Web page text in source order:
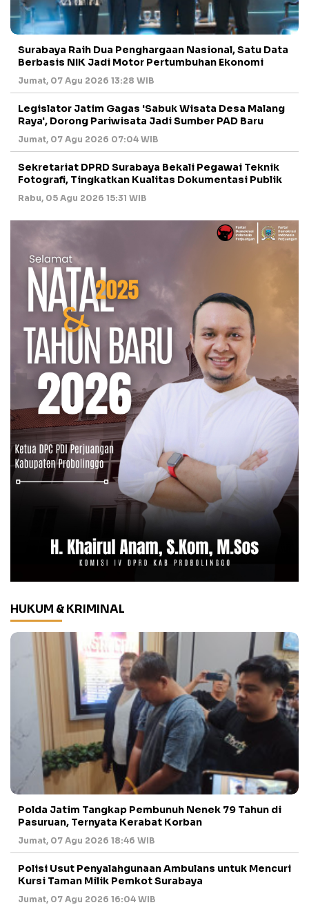
Surabaya Raih Dua Penghargaan Nasional, Satu Data
Berbasis NIK Jadi Motor Pertumbuhan Ekonomi
Jumat, 07 Agu 2026 13:28 WIB
Legislator Jatim Gagas 'Sabuk Wisata Desa Malang
Raya', Dorong Pariwisata Jadi Sumber PAD Baru
Jumat, 07 Agu 2026 07:04 WIB
Sekretariat DPRD Surabaya Bekali Pegawai Teknik
Fotografi, Tingkatkan Kualitas Dokumentasi Publik
Rabu, 05 Agu 2026 15:31 WIB
HUKUM & KRIMINAL
Polda Jatim Tangkap Pembunuh Nenek 79 Tahun di
Pasuruan, Ternyata Kerabat Korban
Jumat, 07 Agu 2026 18:46 WIB
Polisi Usut Penyalahgunaan Ambulans untuk Mencuri
Kursi Taman Milik Pemkot Surabaya
Jumat, 07 Agu 2026 16:04 WIB